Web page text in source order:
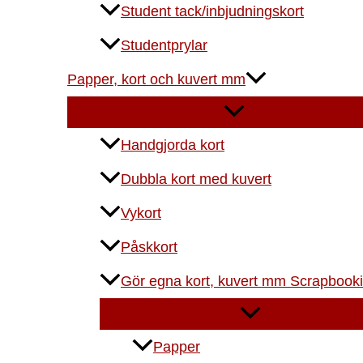
Student tack/inbjudningskort
Studentprylar
Papper, kort och kuvert mm
Handgjorda kort
Dubbla kort med kuvert
Vykort
Påskkort
Gör egna kort, kuvert mm
Papper